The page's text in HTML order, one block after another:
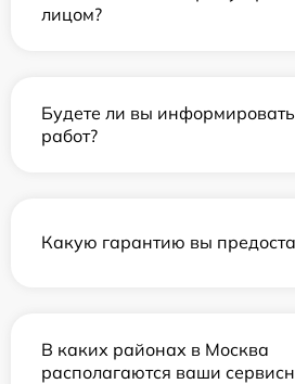
лицом?
Будете ли вы
работ?
Какую гарантию вы
В каких районах в Москва
располагаются ваши